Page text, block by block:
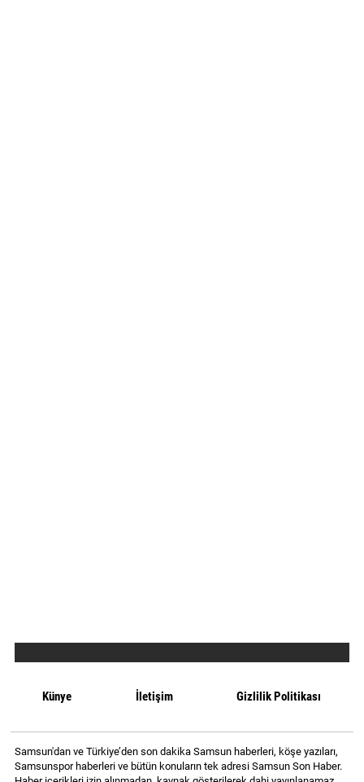
Künye İletişim Gizlilik Politikası
Samsun'dan ve Türkiye’den son dakika Samsun haberleri, köşe yazıları,
Samsunspor haberleri ve bütün konuların tek adresi Samsun Son Haber.